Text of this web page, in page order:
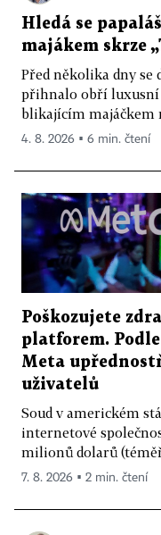
Hledá se
majákem skrze
Před několika dny se
přihnalo obří luxusní
blikajícím majáčkem
4. 8. 2026 ▪ 6 min. čtení
Poškozujete
platforem.
Meta
uživatelů
Soud v americkém
internetové
milionů dolarů
7. 8. 2026 ▪ 2 min. čtení